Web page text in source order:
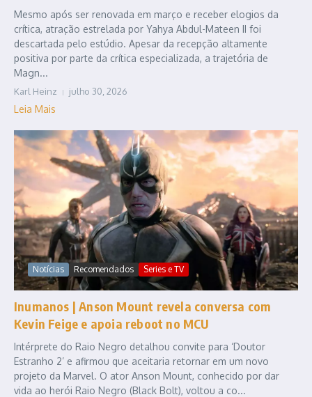
Mesmo após ser renovada em março e receber elogios da
crítica, atração estrelada por Yahya Abdul-Mateen II foi
descartada pelo estúdio. Apesar da recepção altamente
positiva por parte da crítica especializada, a trajetória de
Magn...
Karl Heinz julho 30, 2026
Leia Mais
Notícias Recomendados Series e TV
Inumanos | Anson Mount revela conversa com
Kevin Feige e apoia reboot no MCU
Intérprete do Raio Negro detalhou convite para ‘Doutor
Estranho 2’ e afirmou que aceitaria retornar em um novo
projeto da Marvel. O ator Anson Mount, conhecido por dar
vida ao herói Raio Negro (Black Bolt), voltou a co...